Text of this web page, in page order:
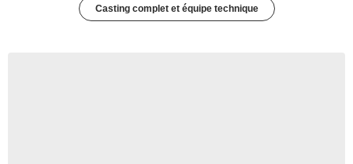
Casting complet et équipe technique